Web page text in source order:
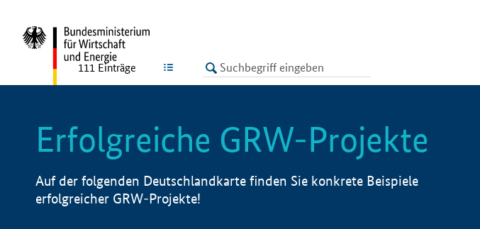
LISTE
111 Einträge
Erfolgreiche GRW-Projekte
Auf der folgenden Deutschlandkarte finden Sie konkrete Beispiele
erfolgreicher GRW-Projekte!